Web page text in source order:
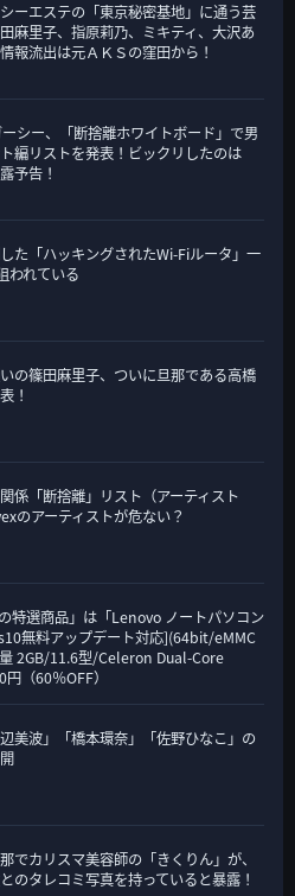
ーエステの「東京秘密基地」に通う芸
麻里子、指原莉乃、ミキティ、大沢あ
報流出は元ＡＫＳの窪田から！
ーシー、「断捨離ホワイトボード」で男
編リストを発表！ビックリしたのは
予告！
た「ハッキングされたWi-Fiルータ」一
われている
の篠田麻里子、ついに旦那である高橋
！
係「断捨離」リスト（アーティスト
のアーティストが危ない？
特選商品」は「Lenovo ノートパソコン
無料アップデート対応](64bit/eMMC
2GB/11.6型/Celeron Dual-Core
（60％OFF）
美波」「橋本環奈」「佐野ひなこ」の
でカリスマ美容師の「きくりん」が、
のタレコミ写真を持っていると暴露！